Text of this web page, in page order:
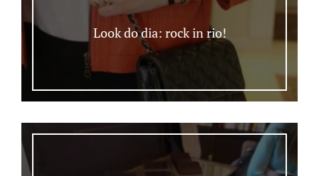
Look do dia: rock in rio!